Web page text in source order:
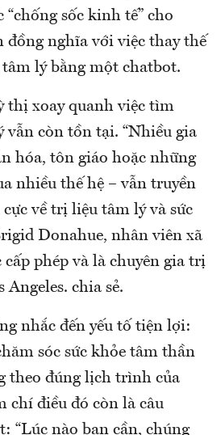
“chống sốc kinh tế” cho
đồng nghĩa với việc thay thế
lý bằng một chatbot.
thị xoay quanh việc tìm
còn tồn tại. “Nhiều gia
hóa, tôn giáo hoặc những
nhiều thế hệ – vẫn truyền
về trị liệu tâm lý và sức
Donahue, nhân viên xã
phép và là chuyên gia trị
chia sẻ.
nhắc đến yếu tố tiện lợi:
sóc sức khỏe tâm thần
theo đúng lịch trình của
chí điều đó còn là câu
“Lúc nào bạn cần, chúng